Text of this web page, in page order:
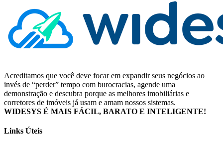
Acreditamos que você deve focar em expandir seus negócios ao
invés de “perder” tempo com burocracias, agende uma
demonstração e descubra porque as melhores imobiliárias e
corretores de imóveis já usam e amam nossos sistemas.
WIDESYS É MAIS FÁCIL, BARATO E INTELIGENTE!
Links Úteis